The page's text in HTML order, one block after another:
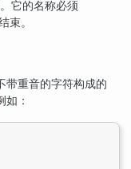
它的名称必须
束。
带重音的字符构成的
：